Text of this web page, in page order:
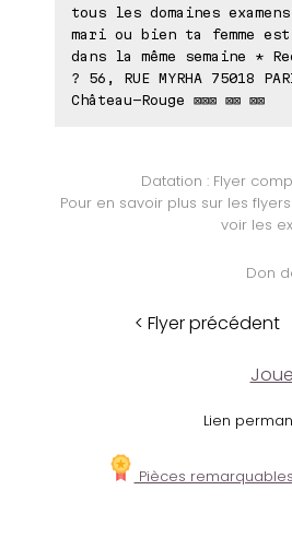
tous les domaines
mari ou bien ta femme
dans la même semaine *
? 56, RUE MYRHA 75018
Château-Rouge ⊠⊠⊠ ⊠⊠ ⊠⊠
Datation : Flyer
Pour en savoir plus sur les
voir les
Don
< Flyer précédent
Lien
Pièces remarquables